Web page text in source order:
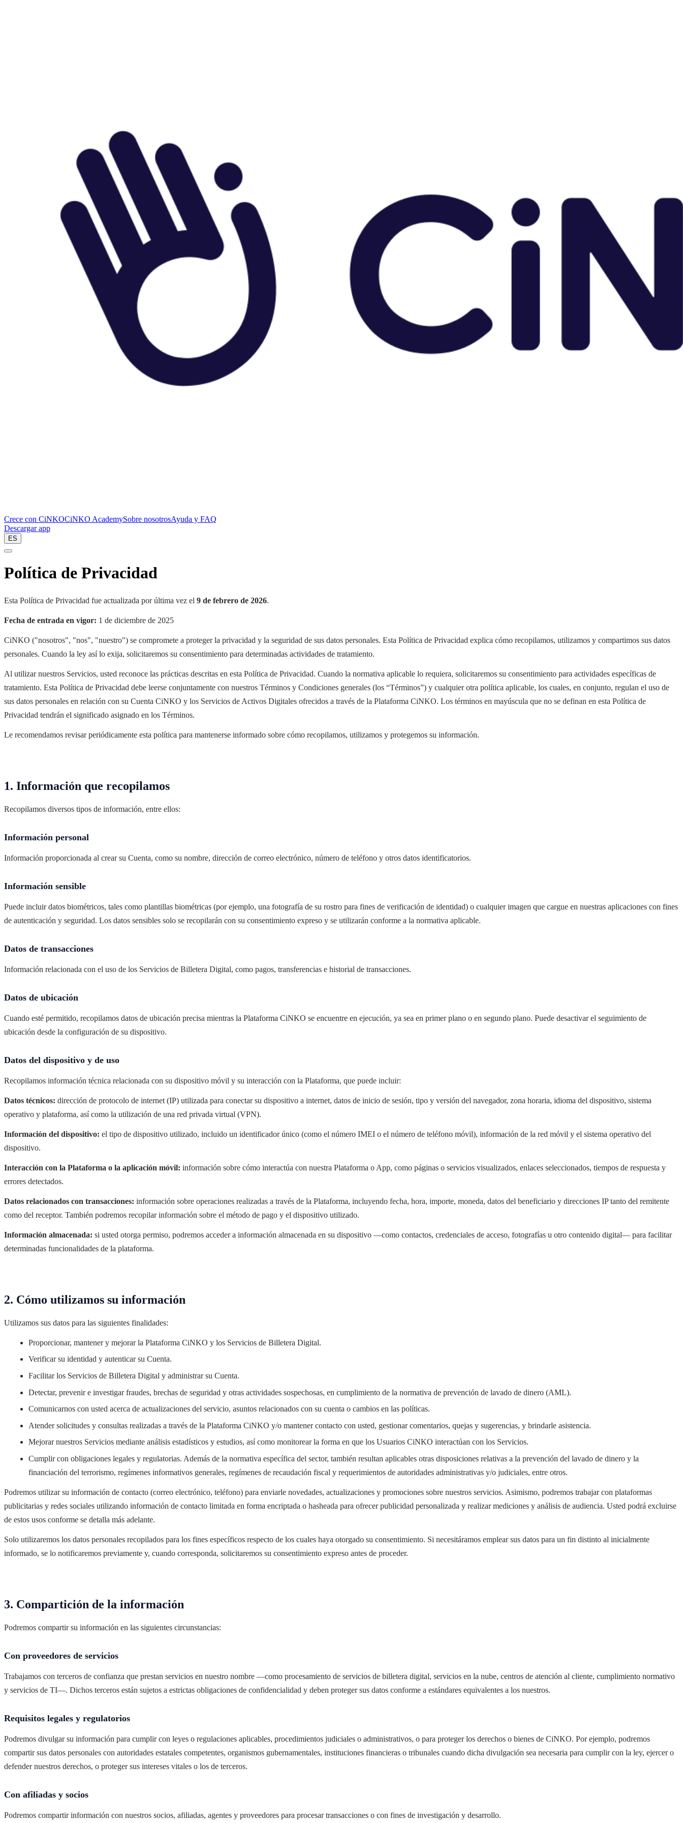
Crece con CiNKOCiNKO AcademySobre nosotrosAyuda y FAQ
Descargar app
ES
Política de Privacidad
Esta Política de Privacidad fue actualizada por última vez el 9 de febrero de 2026.
Fecha de entrada en vigor: 1 de diciembre de 2025
CiNKO ("nosotros", "nos", "nuestro") se compromete a proteger la privacidad y la seguridad de sus datos personales. Esta Política de Privacidad explica cómo recopilamos, utilizamos y compartimos sus datos
personales. Cuando la ley así lo exija, solicitaremos su consentimiento para determinadas actividades de tratamiento.
Al utilizar nuestros Servicios, usted reconoce las prácticas descritas en esta Política de Privacidad. Cuando la normativa aplicable lo requiera, solicitaremos su consentimiento para actividades específicas de
tratamiento. Esta Política de Privacidad debe leerse conjuntamente con nuestros Términos y Condiciones generales (los “Términos”) y cualquier otra política aplicable, los cuales, en conjunto, regulan el uso de
sus datos personales en relación con su Cuenta CiNKO y los Servicios de Activos Digitales ofrecidos a través de la Plataforma CiNKO. Los términos en mayúscula que no se definan en esta Política de
Privacidad tendrán el significado asignado en los Términos.
Le recomendamos revisar periódicamente esta política para mantenerse informado sobre cómo recopilamos, utilizamos y protegemos su información.
1. Información que recopilamos
Recopilamos diversos tipos de información, entre ellos:
Información personal
Información proporcionada al crear su Cuenta, como su nombre, dirección de correo electrónico, número de teléfono y otros datos identificatorios.
Información sensible
Puede incluir datos biométricos, tales como plantillas biométricas (por ejemplo, una fotografía de su rostro para fines de verificación de identidad) o cualquier imagen que cargue en nuestras aplicaciones con fines
de autenticación y seguridad. Los datos sensibles solo se recopilarán con su consentimiento expreso y se utilizarán conforme a la normativa aplicable.
Datos de transacciones
Información relacionada con el uso de los Servicios de Billetera Digital, como pagos, transferencias e historial de transacciones.
Datos de ubicación
Cuando esté permitido, recopilamos datos de ubicación precisa mientras la Plataforma CiNKO se encuentre en ejecución, ya sea en primer plano o en segundo plano. Puede desactivar el seguimiento de
ubicación desde la configuración de su dispositivo.
Datos del dispositivo y de uso
Recopilamos información técnica relacionada con su dispositivo móvil y su interacción con la Plataforma, que puede incluir:
Datos técnicos: dirección de protocolo de internet (IP) utilizada para conectar su dispositivo a internet, datos de inicio de sesión, tipo y versión del navegador, zona horaria, idioma del dispositivo, sistema
operativo y plataforma, así como la utilización de una red privada virtual (VPN).
Información del dispositivo: el tipo de dispositivo utilizado, incluido un identificador único (como el número IMEI o el número de teléfono móvil), información de la red móvil y el sistema operativo del
dispositivo.
Interacción con la Plataforma o la aplicación móvil: información sobre cómo interactúa con nuestra Plataforma o App, como páginas o servicios visualizados, enlaces seleccionados, tiempos de respuesta y
errores detectados.
Datos relacionados con transacciones: información sobre operaciones realizadas a través de la Plataforma, incluyendo fecha, hora, importe, moneda, datos del beneficiario y direcciones IP tanto del remitente
como del receptor. También podremos recopilar información sobre el método de pago y el dispositivo utilizado.
Información almacenada: si usted otorga permiso, podremos acceder a información almacenada en su dispositivo —como contactos, credenciales de acceso, fotografías u otro contenido digital— para facilitar
determinadas funcionalidades de la plataforma.
2. Cómo utilizamos su información
Utilizamos sus datos para las siguientes finalidades:
Proporcionar, mantener y mejorar la Plataforma CiNKO y los Servicios de Billetera Digital.
Verificar su identidad y autenticar su Cuenta.
Facilitar los Servicios de Billetera Digital y administrar su Cuenta.
Detectar, prevenir e investigar fraudes, brechas de seguridad y otras actividades sospechosas, en cumplimiento de la normativa de prevención de lavado de dinero (AML).
Comunicarnos con usted acerca de actualizaciones del servicio, asuntos relacionados con su cuenta o cambios en las políticas.
Atender solicitudes y consultas realizadas a través de la Plataforma CiNKO y/o mantener contacto con usted, gestionar comentarios, quejas y sugerencias, y brindarle asistencia.
Mejorar nuestros Servicios mediante análisis estadísticos y estudios, así como monitorear la forma en que los Usuarios CiNKO interactúan con los Servicios.
Cumplir con obligaciones legales y regulatorias. Además de la normativa específica del sector, también resultan aplicables otras disposiciones relativas a la prevención del lavado de dinero y la
financiación del terrorismo, regímenes informativos generales, regímenes de recaudación fiscal y requerimientos de autoridades administrativas y/o judiciales, entre otros.
Podremos utilizar su información de contacto (correo electrónico, teléfono) para enviarle novedades, actualizaciones y promociones sobre nuestros servicios. Asimismo, podremos trabajar con plataformas
publicitarias y redes sociales utilizando información de contacto limitada en forma encriptada o hasheada para ofrecer publicidad personalizada y realizar mediciones y análisis de audiencia. Usted podrá excluirse
de estos usos conforme se detalla más adelante.
Solo utilizaremos los datos personales recopilados para los fines específicos respecto de los cuales haya otorgado su consentimiento. Si necesitáramos emplear sus datos para un fin distinto al inicialmente
informado, se lo notificaremos previamente y, cuando corresponda, solicitaremos su consentimiento expreso antes de proceder.
3. Compartición de la información
Podremos compartir su información en las siguientes circunstancias:
Con proveedores de servicios
Trabajamos con terceros de confianza que prestan servicios en nuestro nombre —como procesamiento de servicios de billetera digital, servicios en la nube, centros de atención al cliente, cumplimiento normativo
y servicios de TI—. Dichos terceros están sujetos a estrictas obligaciones de confidencialidad y deben proteger sus datos conforme a estándares equivalentes a los nuestros.
Requisitos legales y regulatorios
Podremos divulgar su información para cumplir con leyes o regulaciones aplicables, procedimientos judiciales o administrativos, o para proteger los derechos o bienes de CiNKO. Por ejemplo, podremos
compartir sus datos personales con autoridades estatales competentes, organismos gubernamentales, instituciones financieras o tribunales cuando dicha divulgación sea necesaria para cumplir con la ley, ejercer o
defender nuestros derechos, o proteger sus intereses vitales o los de terceros.
Con afiliadas y socios
Podremos compartir información con nuestros socios, afiliadas, agentes y proveedores para procesar transacciones o con fines de investigación y desarrollo.